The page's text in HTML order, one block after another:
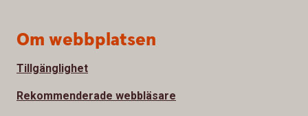
Om webbplatsen
Tillgänglighet
Rekommenderade webbläsare